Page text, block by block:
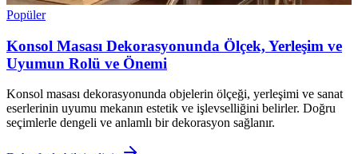
Popüler
Konsol Masası Dekorasyonunda Ölçek, Yerleşim ve
Uyumun Rolü ve Önemi
Konsol masası dekorasyonunda objelerin ölçeği, yerleşimi ve sanat
eserlerinin uyumu mekanın estetik ve işlevselliğini belirler. Doğru
seçimlerle dengeli ve anlamlı bir dekorasyon sağlanır.